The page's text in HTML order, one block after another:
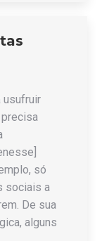
usufruir
só
sociais a
De sua
alguns